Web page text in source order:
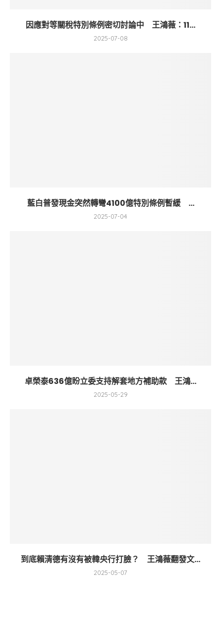
因應對等關稅特別條例密切討論中 王鴻薇：11...
2025-07-08
藍白普發現金突然轉彎4100億特別條例暫緩 ...
2025-07-04
卓榮泰636億盼立委支持解套地方補助款 王鴻...
2025-05-29
到底賴清德有沒有被韓央行打臉？ 王鴻薇翻發文...
2025-05-07